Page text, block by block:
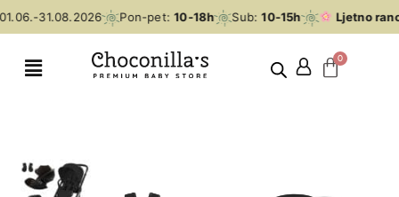
31.08.2026 Pon-pet:10-18h Sub:10-15h Ljetno rano